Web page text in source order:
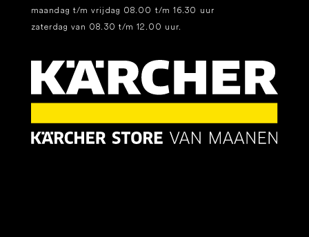
maandag t/m vrijdag 08.00 t/m 16.30 uur
zaterdag van 08.30 t/m 12.00 uur.